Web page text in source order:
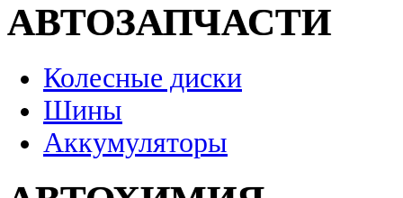
АВТОЗАПЧАСТИ
Колесные диски
Шины
Аккумуляторы